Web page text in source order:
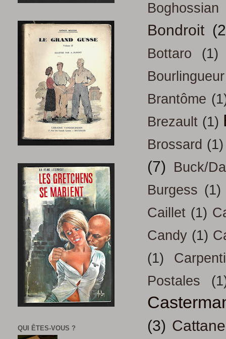
Boghossian
Bondroit
Bottaro
(1)
Bourlingueur
Brantôme
Brezault (1)
Brossard (1)
(7)
Buck/
Burgess (1)
Caillet (1)
Candy (1)
(1)
Postales
(3)
QUI ÊTES-VOUS ?